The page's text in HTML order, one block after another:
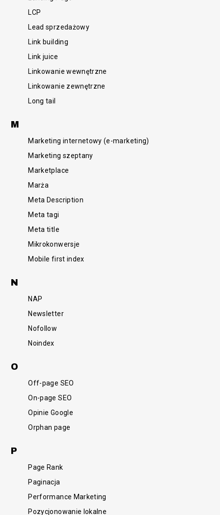
LCP
Lead sprzedażowy
Link building
Link juice
Linkowanie wewnętrzne
Linkowanie zewnętrzne
Long tail
M
Marketing internetowy (e-marketing)
Marketing szeptany
Marketplace
Marża
Meta Description
Meta tagi
Meta title
Mikrokonwersje
Mobile first index
N
NAP
Newsletter
Nofollow
Noindex
O
Off-page SEO
On-page SEO
Opinie Google
Orphan page
P
Page Rank
Paginacja
Performance Marketing
Pozycjonowanie lokalne